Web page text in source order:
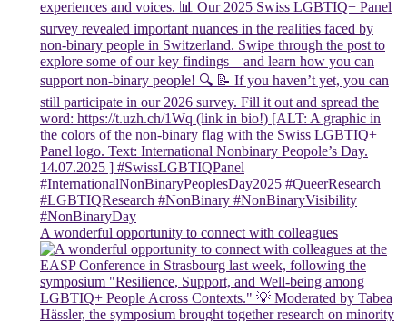
A wonderful opportunity to connect with colleagues